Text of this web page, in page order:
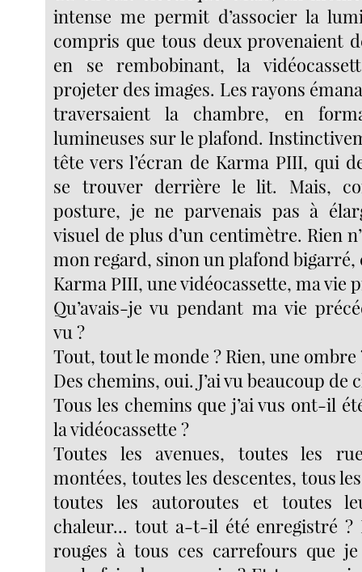
intense me permit d’associer la
compris que tous deux provenaient
en se rembobinant, la
projeter des images. Les rayons
traversaient la chambre, en
lumineuses sur le plafond.
tête vers l’écran de Karma PIII, qui
se trouver derrière le lit. Mais,
posture, je ne parvenais pas à
visuel de plus d’un centimètre. Rien
mon regard, sinon un plafond bigarré,
Karma PIII, une vidéocassette, ma vie
Qu’avais-je vu pendant ma vie
vu ?
Tout, tout le monde ? Rien, une ombre
Des chemins, oui. J’ai vu beaucoup de
Tous les chemins que j’ai vus ont-il
la vidéocassette ?
Toutes les avenues, toutes les
montées, toutes les descentes, tous
toutes les autoroutes et toutes
chaleur... tout a-t-il été enregistré ?
rouges à tous ces carrefours que je